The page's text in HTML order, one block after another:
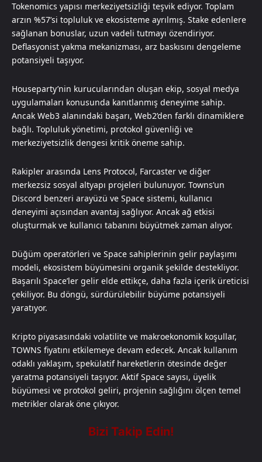
Tokenomics yapısı merkeziyetsizliği teşvik ediyor. Toplam
arzın %57’si topluluk ve ekosisteme ayrılmış. Stake edenlere
sağlanan bonuslar, uzun vadeli tutmayı özendiriyor.
Deflasyonist yakma mekanizması, arz baskısını dengeleme
potansiyeli taşıyor.
Houseparty’nin kurucularından oluşan ekip, sosyal medya
uygulamaları konusunda kanıtlanmış deneyime sahip.
Ancak Web3 alanındaki başarı, Web2’den farklı dinamiklere
bağlı. Topluluk yönetimi, protokol güvenliği ve
merkeziyetsizlik dengesi kritik öneme sahip.
Rakipler arasında Lens Protocol, Farcaster ve diğer
merkezsiz sosyal altyapı projeleri bulunuyor. Towns’un
Discord benzeri arayüzü ve Space sistemi, kullanıcı
deneyimi açısından avantaj sağlıyor. Ancak ağ etkisi
oluşturmak ve kullanıcı tabanını büyütmek zaman alıyor.
Düğüm operatörleri ve Space sahiplerinin gelir paylaşımı
modeli, ekosistem büyümesini organik şekilde destekliyor.
Başarılı Space’ler gelir elde ettikçe, daha fazla içerik üreticisi
çekiliyor. Bu döngü, sürdürülebilir büyüme potansiyeli
yaratıyor.
Kripto piyasasındaki volatilite ve makroekonomik koşullar,
TOWNS fiyatını etkilemeye devam edecek. Ancak kullanım
odaklı yaklaşım, spekülatif hareketlerin ötesinde değer
yaratma potansiyeli taşıyor. Aktif Space sayısı, üyelik
büyümesi ve protokol geliri, projenin sağlığını ölçen temel
metrikler olarak öne çıkıyor.